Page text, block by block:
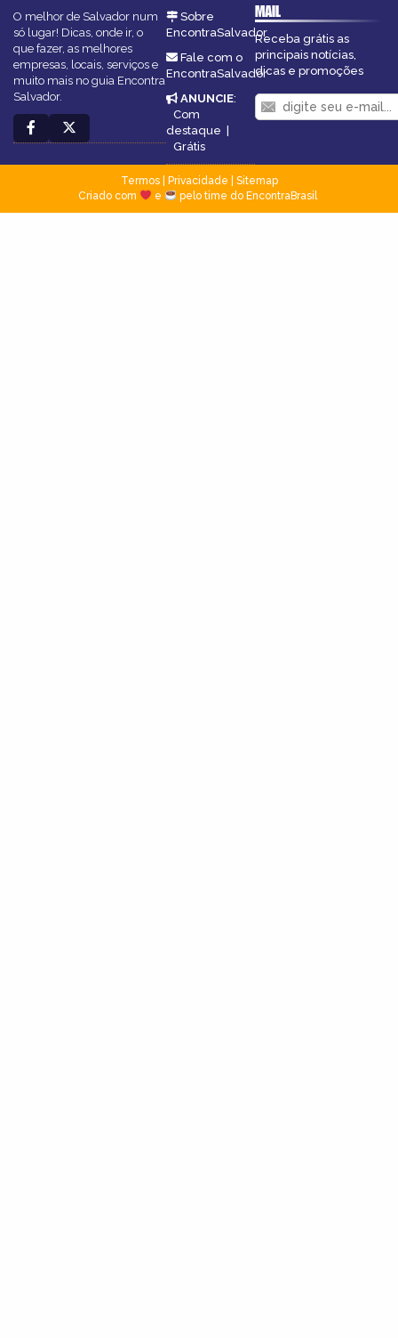
O melhor de Salvador num
só lugar! Dicas, onde ir, o
que fazer, as melhores
empresas, locais, serviços e
muito mais no guia Encontra
Salvador.
Sobre
EncontraSalvador
Fale com o
EncontraSalvador
ANUNCIE:
Com
destaque |
Grátis
MAIL
Receba grátis as
principais notícias,
dicas e promoções
Termos| Privacidade
Sitemap
Criado com
e pelo time do EncontraBrasil